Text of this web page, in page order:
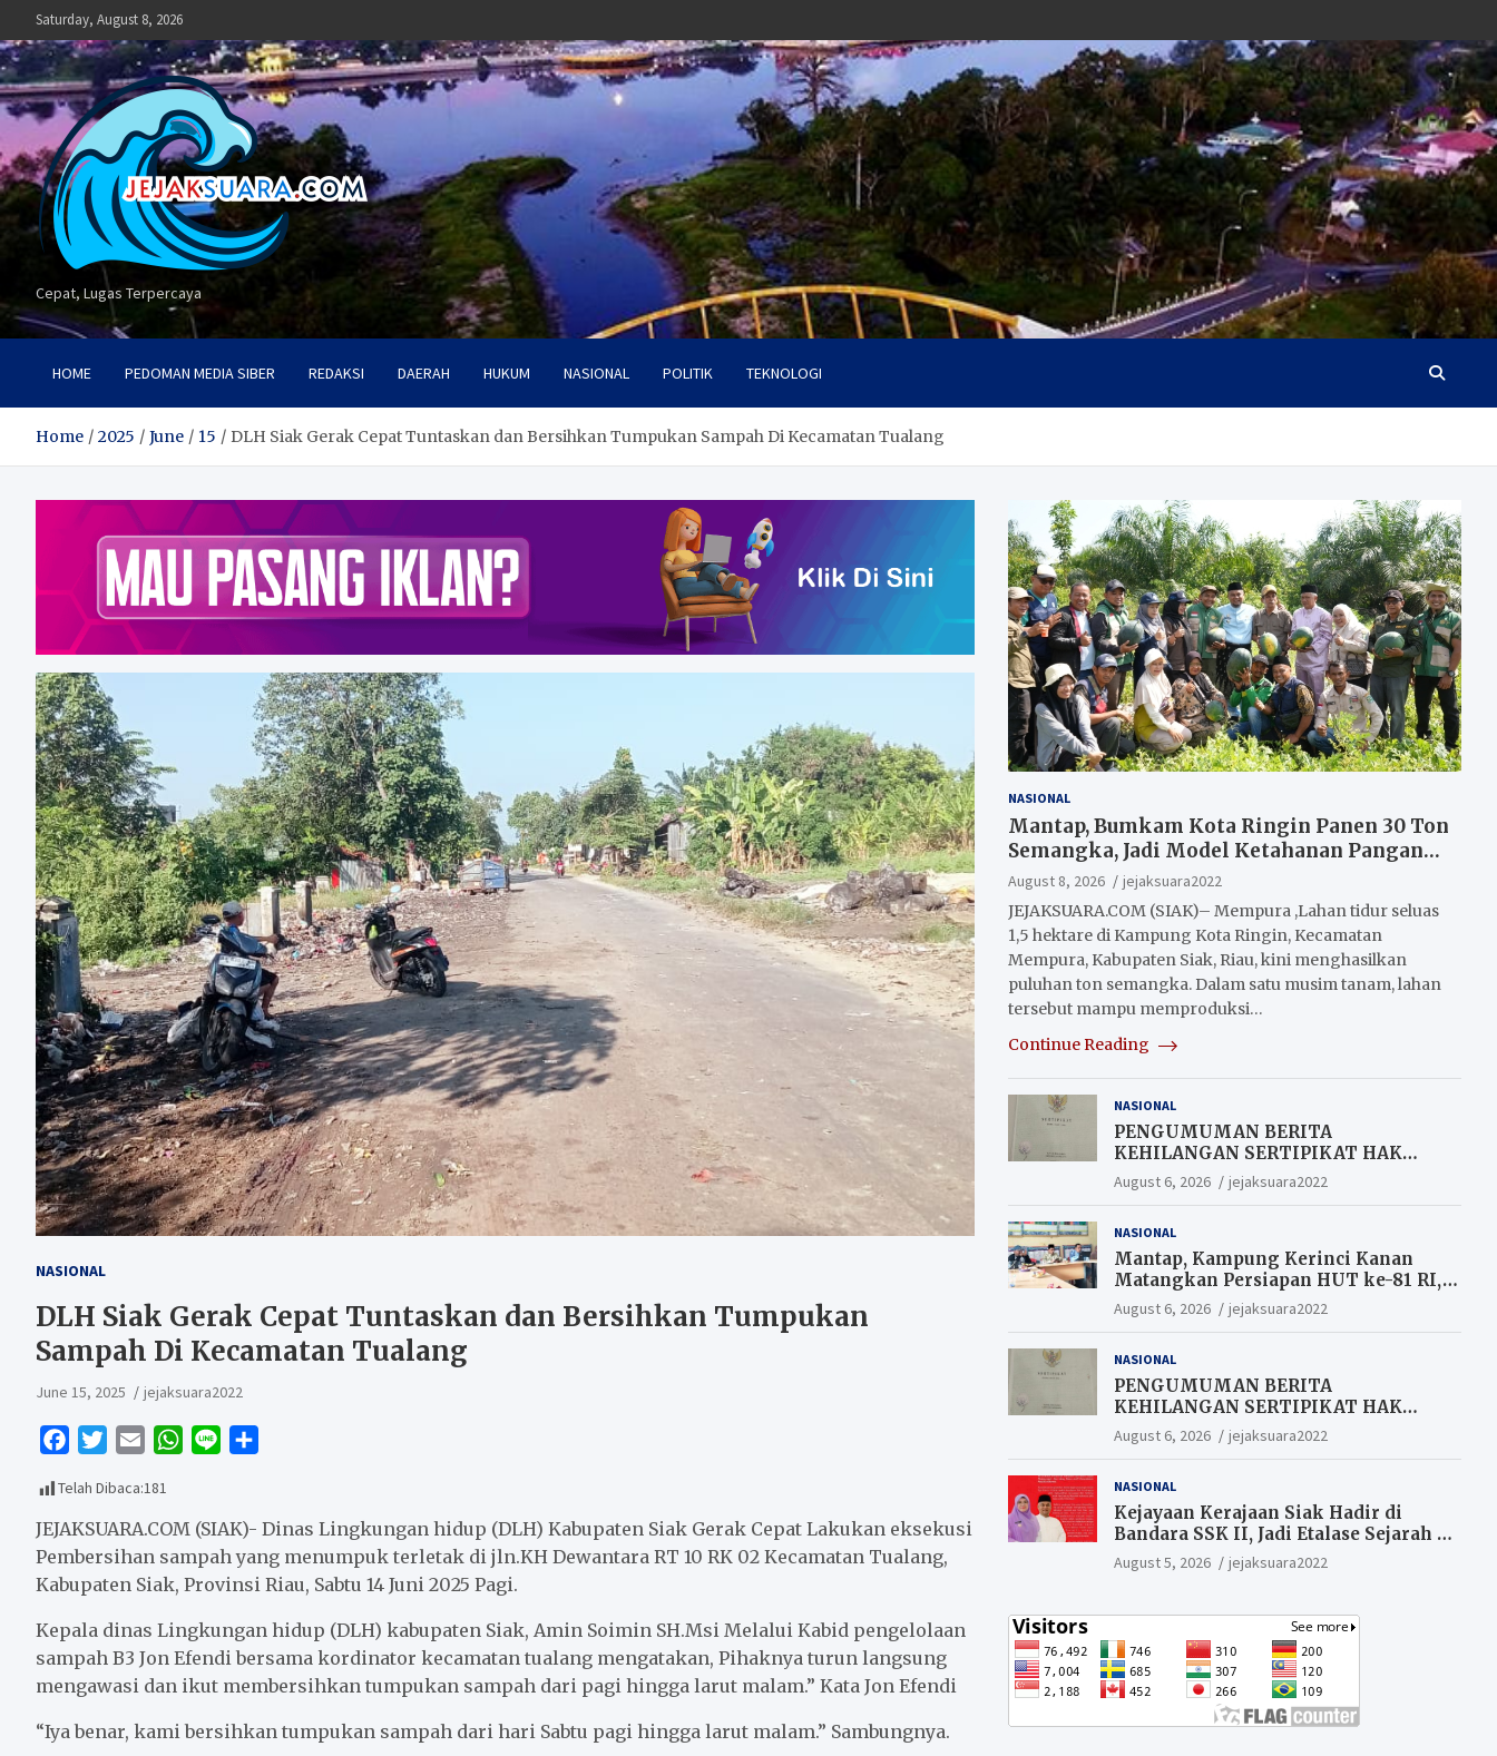
to
content
Saturday, August 8, 2026
Cepat, Lugas Terpercaya
HOME PEDOMAN MEDIA SIBER REDAKSI DAERAH HUKUM NASIONAL POLITIK TEKNOLOGI
Home 2025 June 15 DLH Siak Gerak Cepat Tuntaskan dan Bersihkan Tumpukan Sampah Di Kecamatan Tualang
NASIONAL
DLH Siak Gerak Cepat Tuntaskan dan Bersihkan Tumpukan
Sampah Di Kecamatan Tualang
June 15, 2025 jejaksuara2022
c
e
b
o
k
i
t
t
e
a
i
l
W
t
s
A
p
e
r
e
Telah Dibaca:181
JEJAKSUARA.COM (SIAK)- Dinas Lingkungan hidup (DLH) Kabupaten Siak Gerak Cepat Lakukan eksekusi
Pembersihan sampah yang menumpuk terletak di jln.KH Dewantara RT 10 RK 02 Kecamatan Tualang,
Kabupaten Siak, Provinsi Riau, Sabtu 14 Juni 2025 Pagi.
Kepala dinas Lingkungan hidup (DLH) kabupaten Siak, Amin Soimin SH.Msi Melalui Kabid pengelolaan
sampah B3 Jon Efendi bersama kordinator kecamatan tualang mengatakan, Pihaknya turun langsung
mengawasi dan ikut membersihkan tumpukan sampah dari pagi hingga larut malam.” Kata Jon Efendi
“Iya benar, kami bersihkan tumpukan sampah dari hari Sabtu pagi hingga larut malam.” Sambungnya.
NASIONAL
Mantap, Bumkam Kota Ringin Panen 30 Ton
Semangka, Jadi Model Ketahanan Pangan
Siak.
August 8, 2026
jejaksuara2022
JEJAKSUARA.COM (SIAK)– Mempura ,Lahan tidur seluas
1,5 hektare di Kampung Kota Ringin, Kecamatan
Mempura, Kabupaten Siak, Riau, kini menghasilkan
puluhan ton semangka. Dalam satu musim tanam, lahan
tersebut mampu memproduksi…
Continue Reading
NASIONAL
PENGUMUMAN BERITA
KEHILANGAN SERTIPIKAT HAK
MILIK (SHM).
August 6, 2026 jejaksuara2022
NASIONAL
Mantap, Kampung Kerinci Kanan
Matangkan Persiapan HUT ke-81 RI,
Warga yang ikut Upacara
Berkesempatan Raih Hadiah
August 6, 2026 jejaksuara2022
NASIONAL
PENGUMUMAN BERITA
KEHILANGAN SERTIPIKAT HAK
MILIK (SHM).
August 6, 2026 jejaksuara2022
NASIONAL
Kejayaan Kerajaan Siak Hadir di
Bandara SSK II, Jadi Etalase Sejarah di
Gerbang Riau
August 5, 2026 jejaksuara2022